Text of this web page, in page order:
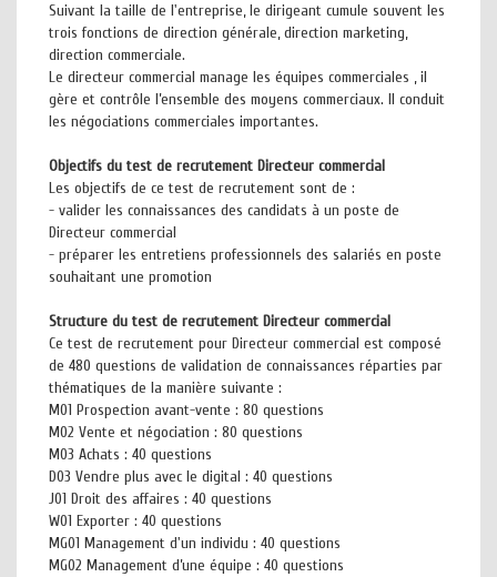
Suivant la taille de l'entreprise, le dirigeant cumule souvent les
trois fonctions de direction générale, direction marketing,
direction commerciale.
Le directeur commercial manage les équipes commerciales , il
gère et contrôle l’ensemble des moyens commerciaux. Il conduit
les négociations commerciales importantes.
Objectifs du test de recrutement Directeur commercial
Les objectifs de ce test de recrutement sont de :
- valider les connaissances des candidats à un poste de
Directeur commercial
- préparer les entretiens professionnels des salariés en poste
souhaitant une promotion
Structure du test de recrutement Directeur commercial
Ce test de recrutement pour Directeur commercial est composé
de 480 questions de validation de connaissances réparties par
thématiques de la manière suivante :
M01 Prospection avant-vente : 80 questions
M02 Vente et négociation : 80 questions
M03 Achats : 40 questions
D03 Vendre plus avec le digital : 40 questions
J01 Droit des affaires : 40 questions
W01 Exporter : 40 questions
MG01 Management d'un individu : 40 questions
MG02 Management d’une équipe : 40 questions